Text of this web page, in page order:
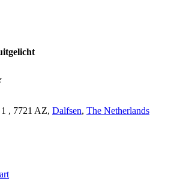
, 7721 AZ, Dalfsen, The Netherlands